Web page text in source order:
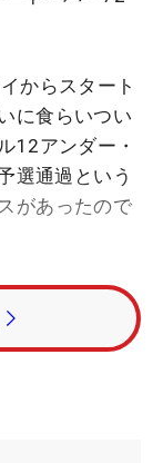
からスタート
に食らいつい
12アンダー・
選通過という
があったので
かりの2021年
の後の好プレ